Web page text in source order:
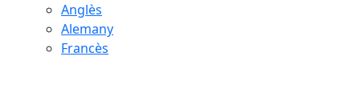
Anglès
Alemany
Francès